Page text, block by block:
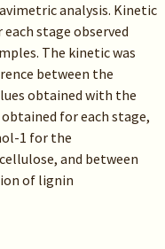
analysis. Kinetic
stage observed
The kinetic was
between the
obtained with the
for each stage,
1 for the
and between
of lignin